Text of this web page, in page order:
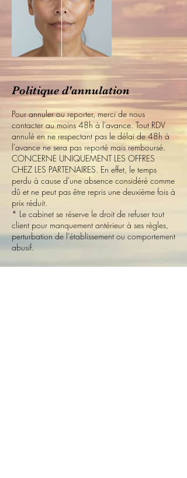
Politique d'annulation
Pour annuler ou reporter, merci de nous
contacter au moins 48h à l'avance. Tout RDV
annulé en ne respectant pas le délai de 48h à
l'avance ne sera pas reporté mais remboursé.
CONCERNE UNIQUEMENT LES OFFRES
CHEZ LES PARTENAIRES. En effet, le temps
perdu à cause d'une absence considéré comme
dû et ne peut pas être repris une deuxième fois à
prix réduit.
* Le cabinet se réserve le droit de refuser tout
client pour manquement antérieur à ses règles,
perturbation de l’établissement ou comportement
abusif.